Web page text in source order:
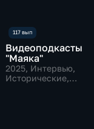
Видеоподкасты
"Маяка"
2025, Интервью,
Исторические,